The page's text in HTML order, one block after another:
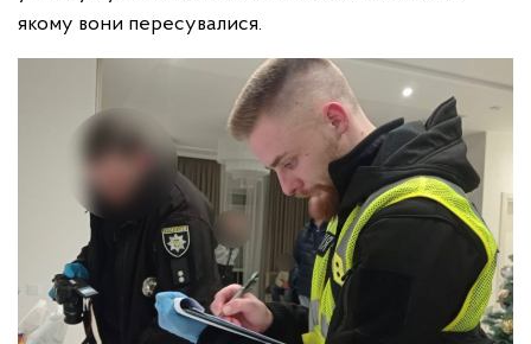
якому вони пересувалися.